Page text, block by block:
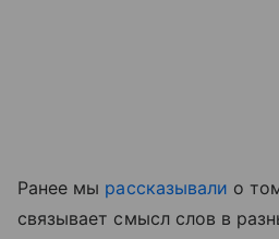
Ранее мы рассказывали о
связывает смысл слов в